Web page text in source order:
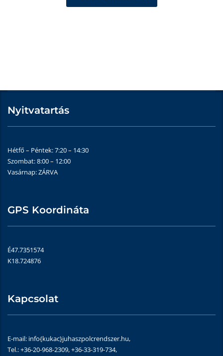
Nyitvatartás
Hétfő – Péntek: 7:20 – 14:30
Szombat: 8:00 – 12:00
Vasárnap: ZÁRVA
GPS Koordináta
É47.7351574
K18.724876
Kapcsolat
E-mail: info{kukac}juhaszpolcrendszer.hu,
Tel.: +36-20-968-2309, +36-33-319-734,